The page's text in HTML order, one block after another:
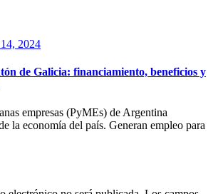
2024
de Galicia: financiamiento, beneficios y
empresas (PyMEs) de Argentina
la economía del país. Generan empleo para